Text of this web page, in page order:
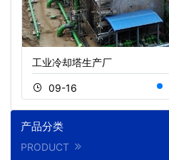
工业冷却塔生产厂
09-16
产品分类
PRODUCT